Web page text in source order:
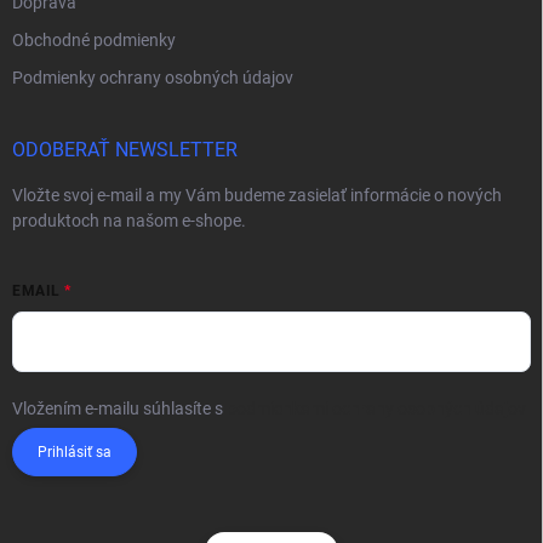
Obchodné podmienky
Podmienky ochrany osobných údajov
ODOBERAŤ NEWSLETTER
Vložte svoj e-mail a my Vám budeme zasielať informácie o nových
produktoch na našom e-shope.
EMAIL
Vložením e-mailu súhlasíte s
Prihlásiť sa